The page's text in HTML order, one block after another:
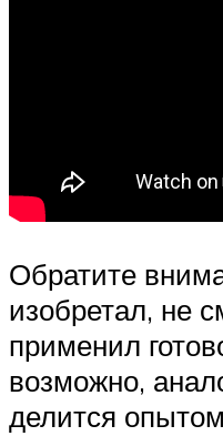
Обратите
изобретал, не
применил
возможно,
делится опытом